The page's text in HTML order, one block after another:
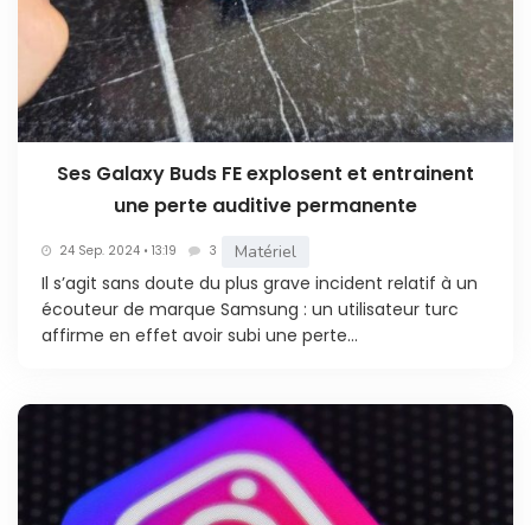
Ses Galaxy Buds FE explosent et entrainent
une perte auditive permanente
24 Sep. 2024 • 13:19 3 Matériel
Il s’agit sans doute du plus grave incident relatif à un
écouteur de marque Samsung : un utilisateur turc
affirme en effet avoir subi une perte...